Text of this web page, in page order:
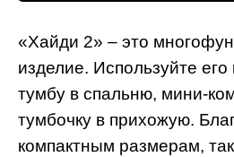
«Хайди 2» – это
изделие. Используйте его
тумбу в спальню, мини-
тумбочку в прихожую.
компактным размерам,